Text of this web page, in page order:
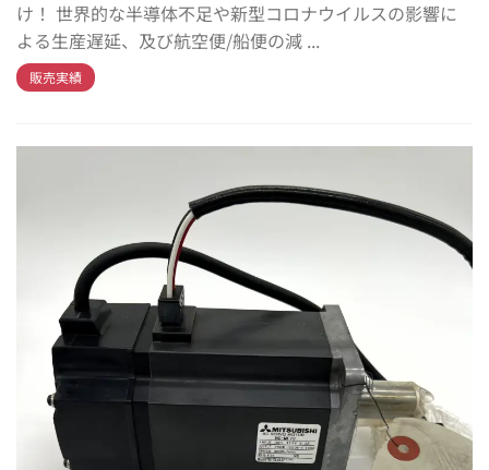
け！ 世界的な半導体不足や新型コロナウイルスの影響に
よる生産遅延、及び航空便/船便の減 ...
販売実績